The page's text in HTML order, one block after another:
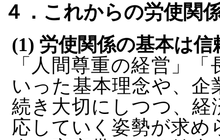
４．これからの労使関
(1) 労使関係の基本は信
「人間尊重の経営」
いった基本理念や、
続き大切にしつつ、経
応していく姿勢が求